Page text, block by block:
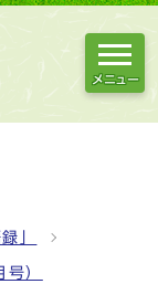
メニュー
」
）